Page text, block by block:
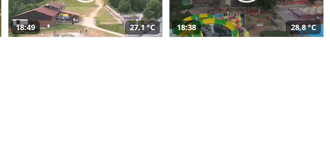
18:49 27,1 °C 18:38 28,8 °C